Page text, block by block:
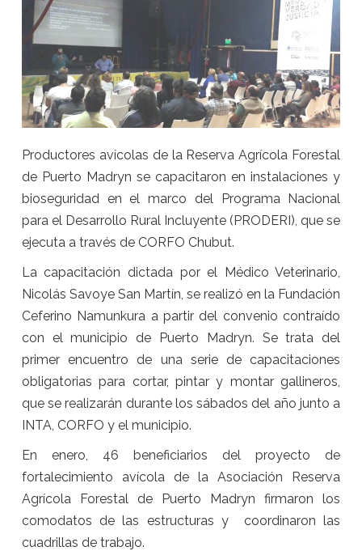
Productores avícolas de la Reserva Agrícola Forestal
de Puerto Madryn se capacitaron en instalaciones y
bioseguridad en el marco del Programa Nacional
para el Desarrollo Rural Incluyente (PRODERI), que se
ejecuta a través de CORFO Chubut.
La capacitación dictada por el Médico Veterinario,
Nicolás Savoye San Martín, se realizó en la Fundación
Ceferino Namunkura a partir del convenio contraído
con el municipio de Puerto Madryn. Se trata del
primer encuentro de una serie de capacitaciones
obligatorias para cortar, pintar y montar gallineros,
que se realizarán durante los sábados del año junto a
INTA, CORFO y el municipio.
En enero, 46 beneficiarios del proyecto de
fortalecimiento avícola de la Asociación Reserva
Agrícola Forestal de Puerto Madryn firmaron los
comodatos de las estructuras y coordinaron las
cuadrillas de trabajo.